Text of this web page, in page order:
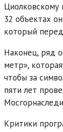
Циолковскому
32 объектах
который
Наконец, ряд
метр»,
чтобы за
пяти лет
Критики